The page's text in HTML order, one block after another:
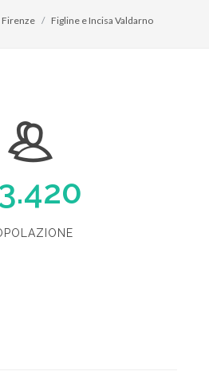
Firenze Figline e Incisa Valdarno